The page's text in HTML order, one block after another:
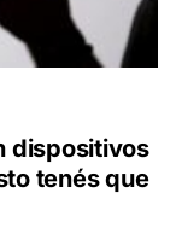
dispositivos
tenés que